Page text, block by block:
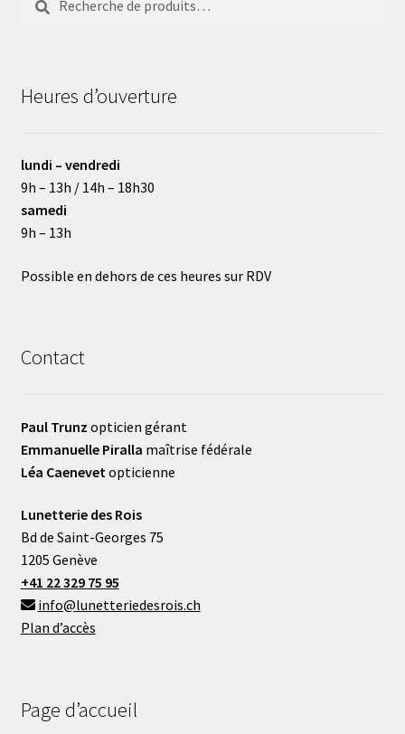
pour :
Heures d’ouverture
lundi – vendredi
9h – 13h / 14h – 18h30
samedi
9h – 13h
Possible en dehors de ces heures sur RDV
Contact
Paul Trunz opticien gérant
Emmanuelle Piralla maîtrise fédérale
Léa Caenevet opticienne
Lunetterie des Rois
Bd de Saint-Georges 75
1205 Genève
+41 22 329 75 95
info@lunetteriedesrois.ch
Plan d’accès
Page d’accueil